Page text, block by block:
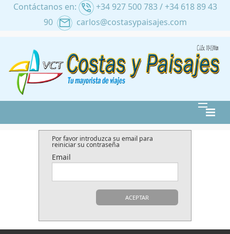
Contáctanos en:
+34 927 500 783 / +34 618 89 43
90
carlos@costasypaisajes.com
ALTERNATIVA
AL IMSERSO
NACIONAL INTERNACIONAL
Por favor introduzca su email para
reiniciar su contraseña
Email